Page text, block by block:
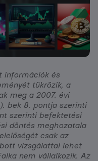
információk és
tükrözik, a
meg a 2007. évi
bek 8. pontja szerinti
szerinti befektetési
döntés meghozatala
csak az
vizsgálattal lehet
nem vállalkozik. Az